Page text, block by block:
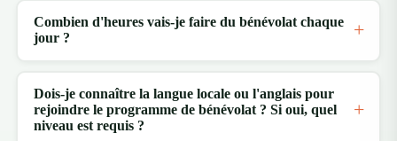
Combien d'heures vais-je faire du bénévolat chaque
jour ?
Dois-je connaître la langue locale ou l'anglais pour
rejoindre le programme de bénévolat ? Si oui, quel
niveau est requis ?